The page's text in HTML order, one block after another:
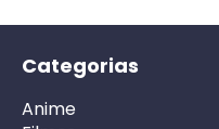
Categorias
Anime